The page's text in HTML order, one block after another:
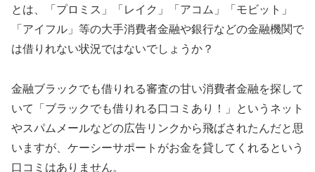
とは、「プロミス」「レイク」「アコム」「モビット」
「アイフル」等の大手消費者金融や銀行などの金融機関で
は借りれない状況ではないでしょうか？
金融ブラックでも借りれる審査の甘い消費者金融を探して
いて「ブラックでも借りれる口コミあり！」というネット
やスパムメールなどの広告リンクから飛ばされたんだと思
いますが、ケーシーサポートがお金を貸してくれるという
口コミはありません。